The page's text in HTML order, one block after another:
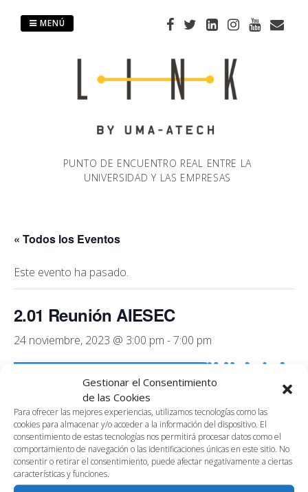
Gestionar el Consentimiento
de las Cookies
Para ofrecer las mejores experiencias, utilizamos tecnologías como las
cookies para almacenar y/o acceder a la información del dispositivo. El
consentimiento de estas tecnologías nos permitirá procesar datos como el
comportamiento de navegación o las identificaciones únicas en este sitio. No
consentir o retirar el consentimiento, puede afectar negativamente a ciertas
características y funciones.
PUNTO DE ENCUENTRO REAL ENTRE LA
UNIVERSIDAD Y LAS EMPRESAS
MENÚ
« Todos los Eventos
Este evento ha pasado.
2.01 Reunión AIESEC
24 noviembre, 2023 @ 3:00 pm -7:00 pm
Reunión interna de trabajo de AIESEC
AÑADIR AL CALENDARIO